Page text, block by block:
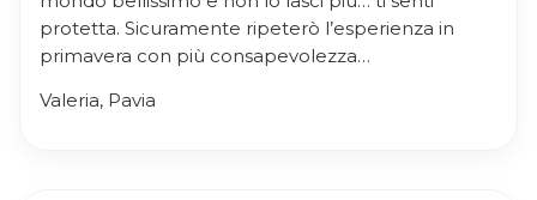
protetta. Sicuramente ripeterò l’esperienza in
primavera con più consapevolezza…
Valeria, Pavia